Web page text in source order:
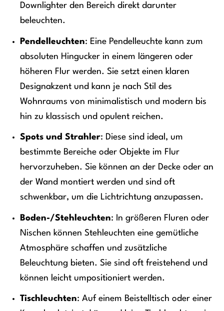
Downlighter den Bereich direkt darunter
beleuchten.
Pendelleuchten: Eine Pendelleuchte kann zum
absoluten Hingucker in einem längeren oder
höheren Flur werden. Sie setzt einen klaren
Designakzent und kann je nach Stil des
Wohnraums von minimalistisch und modern bis
hin zu klassisch und opulent reichen.
Spots und Strahler: Diese sind ideal, um
bestimmte Bereiche oder Objekte im Flur
hervorzuheben. Sie können an der Decke oder an
der Wand montiert werden und sind oft
schwenkbar, um die Lichtrichtung anzupassen.
Boden-/Stehleuchten: In größeren Fluren oder
Nischen können Stehleuchten eine gemütliche
Atmosphäre schaffen und zusätzliche
Beleuchtung bieten. Sie sind oft freistehend und
können leicht umpositioniert werden.
Tischleuchten: Auf einem Beistelltisch oder einer